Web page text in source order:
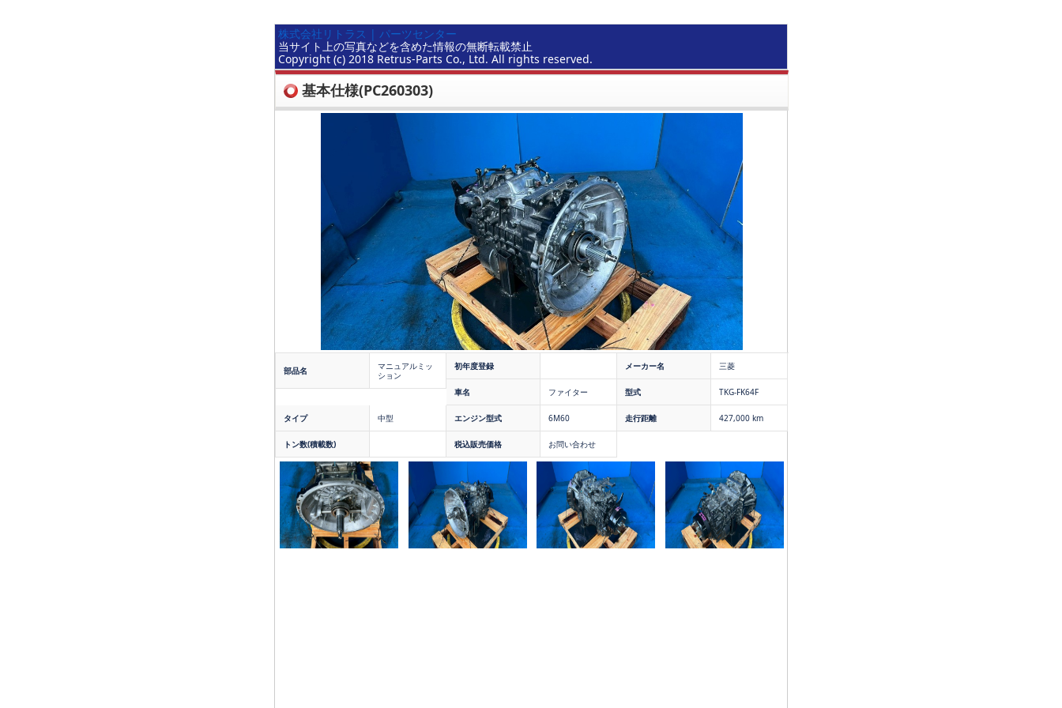
株式会社リトラス | パーツセンター
当サイト上の写真などを含めた情報の無断転載禁止
Copyright (c) 2018 Retrus-Parts Co., Ltd. All rights reserved.
基本仕様(PC260303)
部品名
マニュアルミッ
ション
初年度登録 メーカー名 三菱
車名 ファイター 型式 TKG-FK64F
タイプ 中型 エンジン型式 6M60 走行距離 427,000 km
トン数(積載数) 税込販売価格 お問い合わせ